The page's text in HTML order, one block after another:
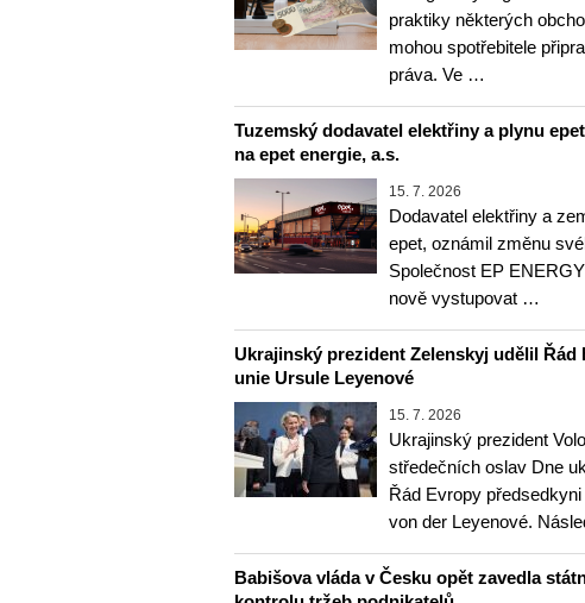
praktiky některých
mohou spotřebitele
práva. Ve …
Tuzemský dodavatel elektřiny a plynu
na epet energie, a.s.
15. 7. 2026
Dodavatel elektřiny a
epet, oznámil změnu
Společnost EP
nově vystupovat …
Ukrajinský prezident Zelenskyj udělil Řád
unie Ursule Leyenové
15. 7. 2026
Ukrajinský prezident
středečních oslav Dne
Řád Evropy
von der Leyenové.
Babišova vláda v Česku opět zavedla